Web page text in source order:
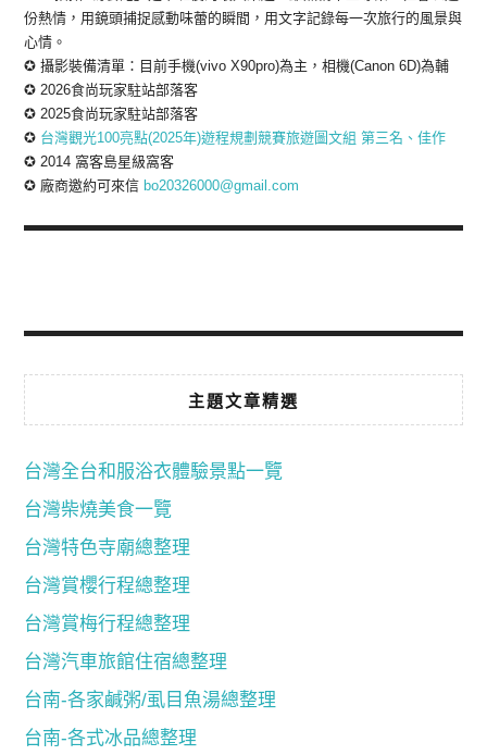
份熱情，用鏡頭捕捉感動味蕾的瞬間，用文字記錄每一次旅行的風景與
心情。
✪ 攝影裝備清單：目前手機(vivo X90pro)為主，相機(Canon 6D)為輔
✪ 2026食尚玩家駐站部落客
✪ 2025食尚玩家駐站部落客
✪ 台灣觀光100亮點(2025年)遊程規劃競賽旅遊圖文組 第三名、佳作
✪ 2014 窩客島星級窩客
✪ 廠商邀約可來信 bo20326000@gmail.com
主題文章精選
台灣全台和服浴衣體驗景點一覽
台灣柴燒美食一覽
台灣特色寺廟總整理
台灣賞櫻行程總整理
台灣賞梅行程總整理
台灣汽車旅館住宿總整理
台南-各家鹹粥/虱目魚湯總整理
台南-各式冰品總整理